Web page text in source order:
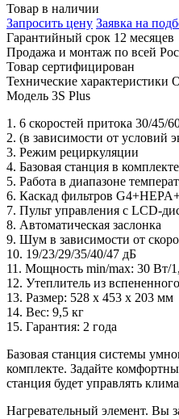
Товар в наличии
Запросить цену Заявка на
Гарантийный срок 12 месяцев
Продажа и монтаж по всей
Товар сертифицирован
Технические характеристики
Модель 3S Plus
1. 6 скоростей притока 30/45/
2. (в зависимости от условий
3. Режим рециркуляции
4. Базовая станция в комплекте
5. Работа в диапазоне
6. Каскад фильтров
7. Пульт управления с LCD-
8. Автоматическая заслонка
9. Шум в зависимости от
10. 19/23/29/35/40/47 дБ
11. Мощность min/max: 30 Вт/
12. Утеплитель из
13. Размер: 528 х 453 х 203 мм
14. Вес: 9,5 кг
15. Гарантия: 2 года
Базовая станция системы
комплекте. Задайте
станция будет управлять
Нагревательный элемент. Вы